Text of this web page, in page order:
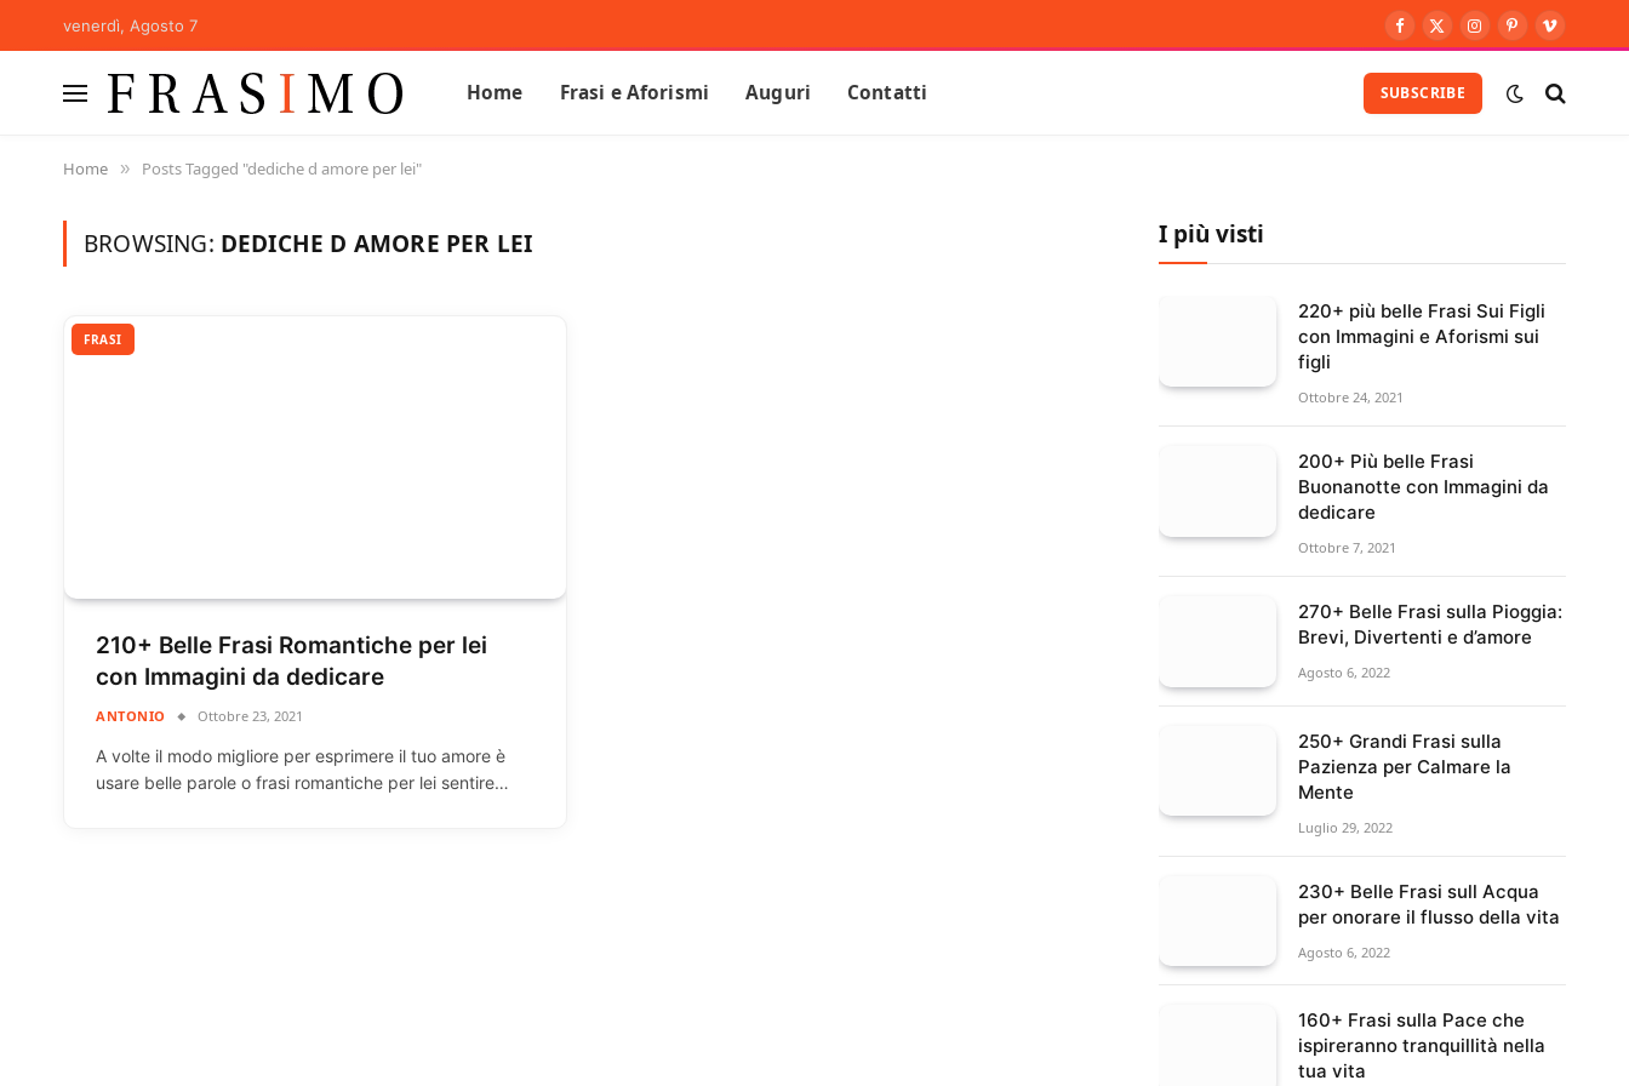
venerdì, Agosto 7
Facebook
X
Instagram
Pinterest
Vimeo
Home Frasi e Aforismi Auguri Contatti SUBSCRIBE
Home » Posts Tagged "dediche d amore per lei"
BROWSING: DEDICHE D AMORE PER LEI
FRASI
210+ Belle Frasi Romantiche per lei
con Immagini da dedicare
ANTONIO Ottobre 23, 2021
A volte il modo migliore per esprimere il tuo amore è
usare belle parole o frasi romantiche per lei sentire…
I più visti
220+ più belle Frasi Sui Figli
con Immagini e Aforismi sui
figli
Ottobre 24, 2021
200+ Più belle Frasi
Buonanotte con Immagini da
dedicare
Ottobre 7, 2021
270+ Belle Frasi sulla Pioggia:
Brevi, Divertenti e d’amore
Agosto 6, 2022
250+ Grandi Frasi sulla
Pazienza per Calmare la
Mente
Luglio 29, 2022
230+ Belle Frasi sull Acqua
per onorare il flusso della vita
Agosto 6, 2022
160+ Frasi sulla Pace che
ispireranno tranquillità nella
tua vita